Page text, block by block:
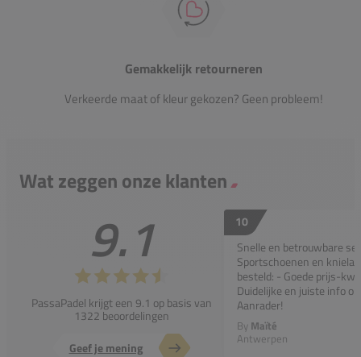
Gemakkelijk retourneren
Verkeerde maat of kleur gekozen? Geen probleem!
Wat zeggen onze klanten
9.1
PassaPadel krijgt een 9.1 op basis van
1322 beoordelingen
Geef je mening
10
Snelle en betrouwbare
Sportschoenen en
besteld: - Goede prijs-
Duidelijke en juiste info
Aanrader!
By Maïté
Antwerpen